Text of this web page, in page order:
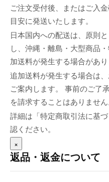
ご注文受付後、またはご入
目安に発送いたします。
日本国内への配送は、原則
し、沖縄・離島・大型商品
加送料が発生する場合があり
追加送料が発生する場合は
ご案内します。 事前のご了
を請求することはありません
詳細は「特定商取引法に基
認ください。
×
返品・返金について